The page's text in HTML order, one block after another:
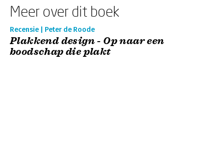
Meer over dit boek
Recensie | Peter de Roode
Plakkend design - Op naar een
boodschap die plakt